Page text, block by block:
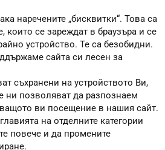
наречените „бисквитки“. Това са
които се зареждат в браузъра и се
устройство. Те са безобидни.
сайта си лесен за
съхранени на устройството Ви,
ни позволяват да разпознаем
ви посещение в нашия сайт.
на отделните категории
повече и да промените